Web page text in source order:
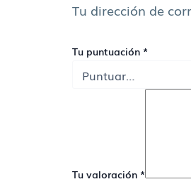
Tu dirección de
Tu puntuación *
Tu valoración *